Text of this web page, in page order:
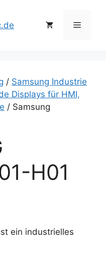
Menü
/ Samsung Industrie
Displays für HMI,
/ Samsung
H01
ein industrielles